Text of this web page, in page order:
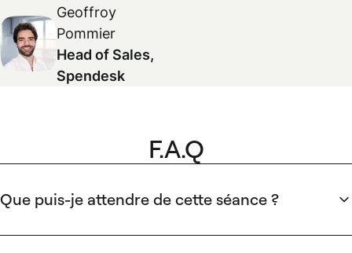
Geoffroy
Pommier
Head of Sales,
Spendesk
F.A.Q
Que puis-je attendre de cette séance ?
différent de la plateforme Spendesk. Nos spécialistes